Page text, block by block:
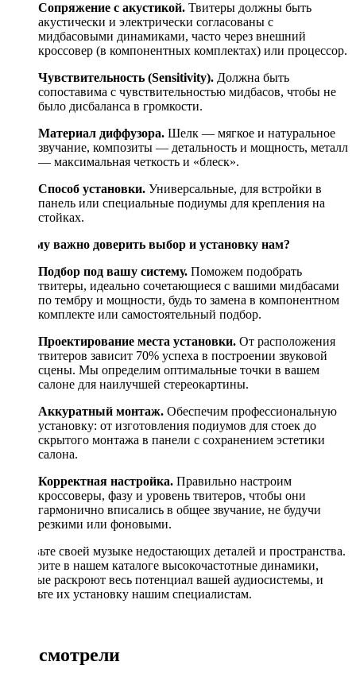
Сопряжение с акустикой. Твитеры должны быть
акустически и электрически согласованы с
мидбасовыми динамиками, часто через внешний
кроссовер (в компонентных комплектах) или процессор.
Чувствительность (Sensitivity). Должна быть
сопоставима с чувствительностью мидбасов, чтобы не
было дисбаланса в громкости.
Материал диффузора. Шелк — мягкое и натуральное
звучание, композиты — детальность и мощность, металл
— максимальная четкость и «блеск».
Способ установки. Универсальные, для встройки в
панель или специальные подиумы для крепления на
стойках.
Почему важно доверить выбор и установку нам?
Подбор под вашу систему. Поможем подобрать
твитеры, идеально сочетающиеся с вашими мидбасами
по тембру и мощности, будь то замена в компонентном
комплекте или самостоятельный подбор.
Проектирование места установки. От расположения
твитеров зависит 70% успеха в построении звуковой
сцены. Мы определим оптимальные точки в вашем
салоне для наилучшей стереокартины.
Аккуратный монтаж. Обеспечим профессиональную
установку: от изготовления подиумов для стоек до
скрытого монтажа в панели с сохранением эстетики
салона.
Корректная настройка. Правильно настроим
кроссоверы, фазу и уровень твитеров, чтобы они
гармонично вписались в общее звучание, не будучи
резкими или фоновыми.
Добавьте своей музыке недостающих деталей и пространства.
Выберите в нашем каталоге высокочастотные динамики,
которые раскроют весь потенциал вашей аудиосистемы, и
доверьте их установку нашим специалистам.
Вы смотрели